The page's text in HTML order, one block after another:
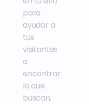
para
ayudar a
tus
visitantes
a
encontrar
lo que
buscan.